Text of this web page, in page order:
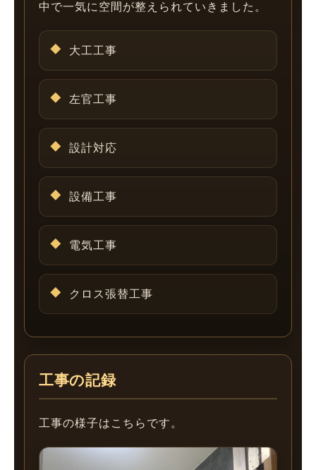
中で一気に空間が整えられていきました。
大工工事
左官工事
設計対応
設備工事
電気工事
クロス張替工事
工事の記録
工事の様子はこちらです。